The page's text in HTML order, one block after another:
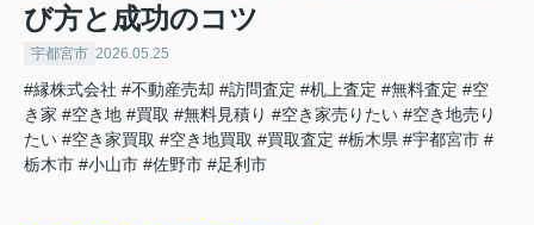
び方と成功のコツ
宇都宮市 2026.05.25
#縁株式会社 #不動産売却 #訪問査定 #机上査定 #無料査定 #空
き家 #空き地 #買取 #無料見積り #空き家売りたい #空き地売り
たい #空き家買取 #空き地買取 #買取査定 #栃木県 #宇都宮市 #
栃木市 #小山市 #佐野市 #足利市